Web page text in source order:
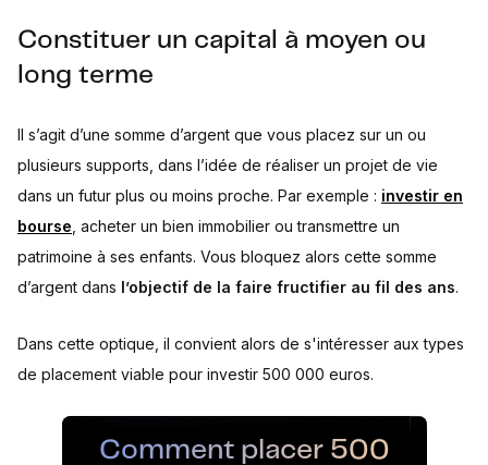
Constituer un capital à moyen ou
long terme
Il s’agit d’une somme d’argent que vous placez sur un ou
plusieurs supports, dans l’idée de réaliser un projet de vie
dans un futur plus ou moins proche. Par exemple : investir en
bourse , acheter un bien immobilier ou transmettre un
patrimoine à ses enfants. Vous bloquez alors cette somme
d’argent dans l’objectif de la faire fructifier au fil des ans.
Dans cette optique, il convient alors de s'intéresser aux types
de placement viable pour investir 500 000 euros.
Comment placer 500